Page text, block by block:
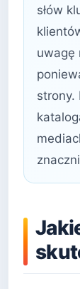
słów
uwagę
strony.